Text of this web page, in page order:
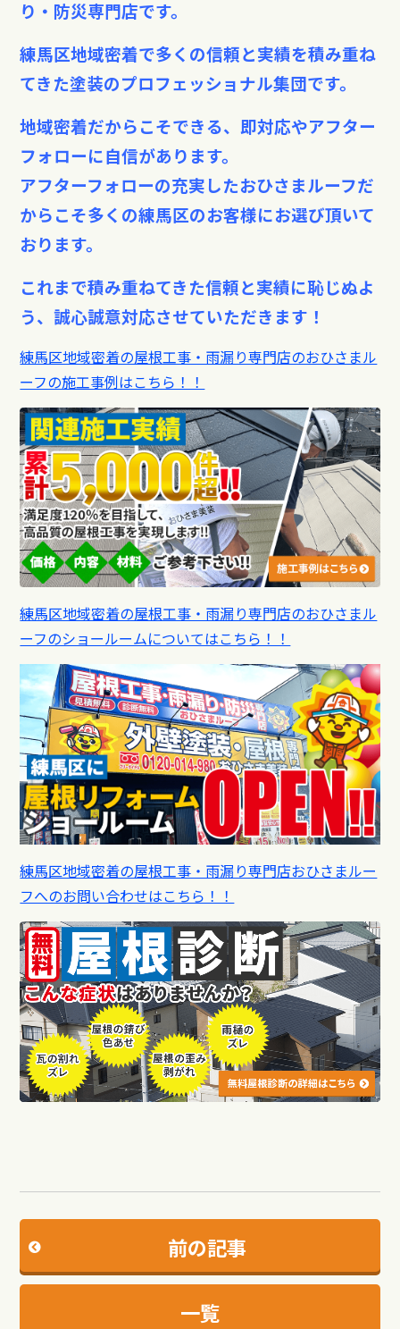
り・防災専門店です。
練馬区地域密着で多くの信頼と実績を積み重ね
てきた塗装のプロフェッショナル集団です。
地域密着だからこそできる、即対応やアフター
フォローに自信があります。
アフターフォローの充実したおひさまルーフだ
からこそ多くの練馬区のお客様にお選び頂いて
おります。
これまで積み重ねてきた信頼と実績に恥じぬよ
う、誠心誠意対応させていただきます！
練馬区地域密着の屋根工事・雨漏り専門店のおひさまル
ーフの施工事例はこちら！！
練馬区地域密着の屋根工事・雨漏り専門店のおひさまル
ーフのショールームについてはこちら！！
練馬区地域密着の屋根工事・雨漏り専門店おひさまルー
フへのお問い合わせはこちら！！
前の記事
一覧